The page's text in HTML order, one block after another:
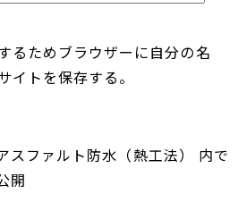
るためブラウザーに自分の名
イトを保存する。
スファルト防水（熱工法）
内で
開